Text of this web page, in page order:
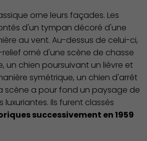
orne leurs façades. Les
d'un tympan décoré d'une
au vent. Au-dessus de celui-ci,
orné d'une scène de chasse
un chien poursuivant un lièvre et
symétrique, un chien d'arrêt
scène a pour fond un paysage de
Ils furent classés
successivement en 1959